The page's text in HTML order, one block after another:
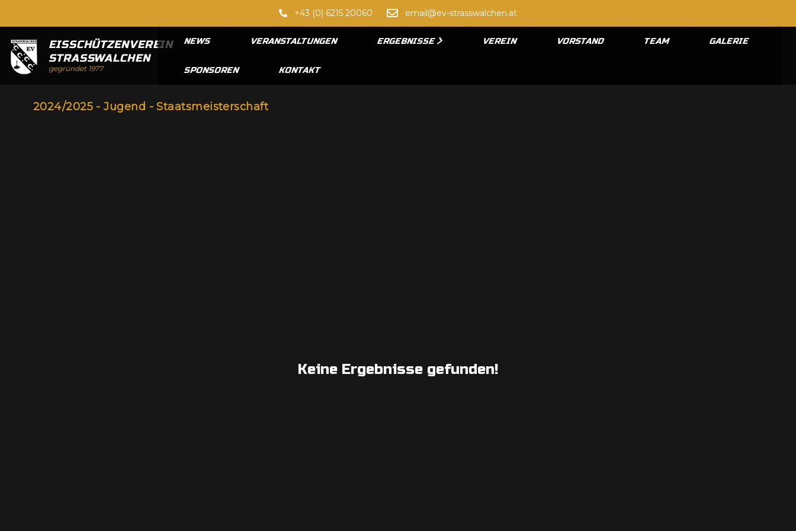
+43 (0) 6215 20060 email@ev-strasswalchen.at
EISSCHÜTZENVEREIN
STRASSWALCHEN
gegründet 1977
NEWS VERANSTALTUNGEN ERGEBNISSE VEREIN VORSTAND TEAM GALERIE
SPONSOREN KONTAKT
2024/2025 - Jugend - Staatsmeisterschaft
Keine Ergebnisse gefunden!